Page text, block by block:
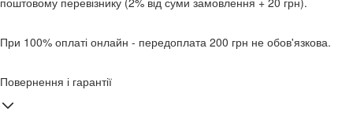
При 100% оплаті онлайн - передоплата 200 грн не обов'язкова.
Повернення і гарантії